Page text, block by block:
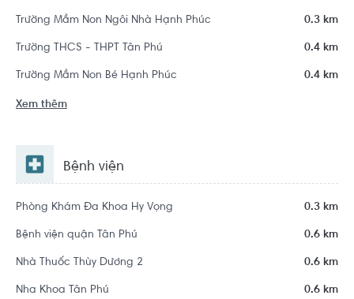
Trường Mầm Non Ngôi Nhà Hạnh Phúc 0.3 km
Trường THCS - THPT Tân Phú 0.4 km
Trường Mầm Non Bé Hạnh Phúc 0.4 km
Xem thêm
Bệnh viện
Phòng Khám Đa Khoa Hy Vọng 0.3 km
Bệnh viện quận Tân Phú 0.6 km
Nhà Thuốc Thùy Dương 2 0.6 km
Nha Khoa Tân Phú 0.6 km